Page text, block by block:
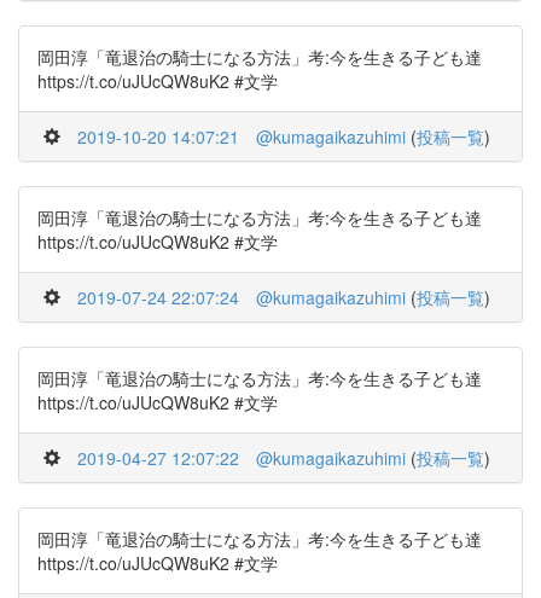
岡田淳「竜退治の騎士になる方法」考:今を生きる子ども達
https://t.co/uJUcQW8uK2 #文学
2019-10-20 14:07:21 @kumagaikazuhimi (投稿一覧)
岡田淳「竜退治の騎士になる方法」考:今を生きる子ども達
https://t.co/uJUcQW8uK2 #文学
2019-07-24 22:07:24 @kumagaikazuhimi (投稿一覧)
岡田淳「竜退治の騎士になる方法」考:今を生きる子ども達
https://t.co/uJUcQW8uK2 #文学
2019-04-27 12:07:22 @kumagaikazuhimi (投稿一覧)
岡田淳「竜退治の騎士になる方法」考:今を生きる子ども達
https://t.co/uJUcQW8uK2 #文学